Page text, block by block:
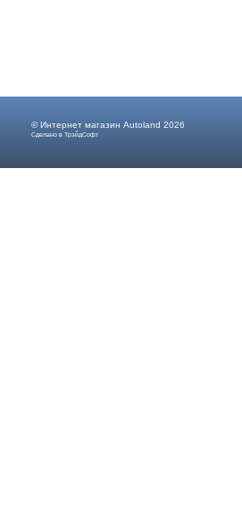
© Интернет магазин Autoland 2026
Сделано в ТрэйдСофт